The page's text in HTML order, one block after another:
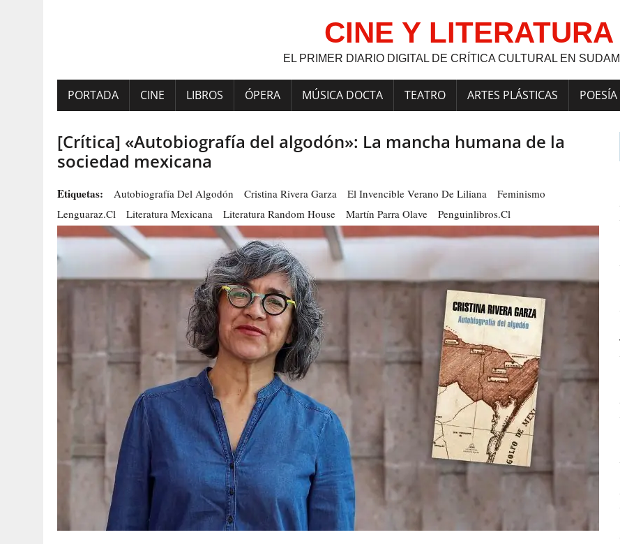
CINE Y LITERATURA
EL PRIMER DIARIO DIGITAL DE CRÍTICA CULTURAL EN
PORTADA CINE LIBROS ÓPERA MÚSICA DOCTA TEATRO ARTES PLÁSTICAS
[Crítica] «Autobiografía del algodón»: La mancha humana de la
sociedad mexicana
Etiquetas: Autobiografía Del Algodón Cristina Rivera Garza El Invencible Verano De Liliana
Feminismo
Lenguaraz.cl
Literatura Mexicana Literatura Random House Martín Parra Olave Penguinlibros.cl